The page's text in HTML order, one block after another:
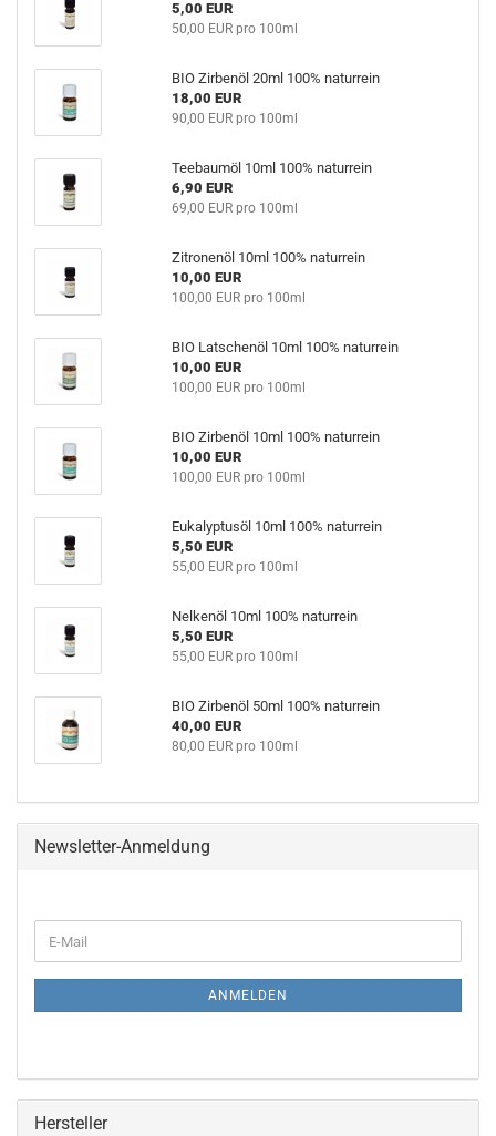
5,00 EUR
50,00 EUR pro 100ml
BIO Zirbenöl 20ml 100% naturrein
18,00 EUR
90,00 EUR pro 100ml
Teebaumöl 10ml 100% naturrein
6,90 EUR
69,00 EUR pro 100ml
Zitronenöl 10ml 100% naturrein
10,00 EUR
100,00 EUR pro 100ml
BIO Latschenöl 10ml 100% naturrein
10,00 EUR
100,00 EUR pro 100ml
BIO Zirbenöl 10ml 100% naturrein
10,00 EUR
100,00 EUR pro 100ml
Eukalyptusöl 10ml 100% naturrein
5,50 EUR
55,00 EUR pro 100ml
Nelkenöl 10ml 100% naturrein
5,50 EUR
55,00 EUR pro 100ml
BIO Zirbenöl 50ml 100% naturrein
40,00 EUR
80,00 EUR pro 100ml
Newsletter-Anmeldung
ZUR
E-
Mail
ANMELDEN
Hersteller